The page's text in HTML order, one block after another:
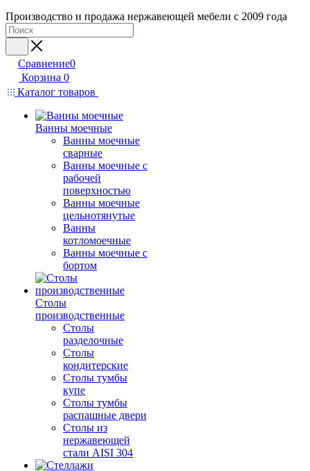
Производство и продажа нержавеющей мебели с 2009 года
Сравнение0
Корзина 0
Каталог товаров
Ванны моечные
Ванны моечные
сварные
Ванны моечные с
рабочей
поверхностью
Ванны моечные
цельнотянутые
Ванны
котломоечные
Ванны моечные с
бортом
Столы
производственные
Столы
разделочные
Столы
кондитерские
Столы тумбы
купе
Столы тумбы
распашные двери
Столы из
нержавеющей
стали AISI 304